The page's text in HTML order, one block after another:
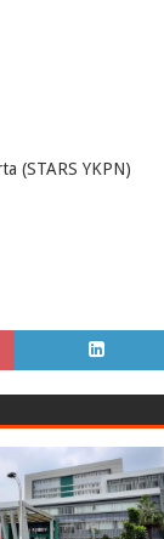
(STARS YKPN)